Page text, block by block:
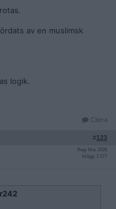
av en muslimsk
logik.
Citera
#123
Reg: Mar 2026
Inlägg: 1 577